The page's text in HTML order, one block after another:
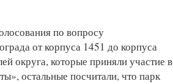
по вопросу
от корпуса 1451 до корпуса
округа, которые приняли участие в
остальные посчитали, что парк